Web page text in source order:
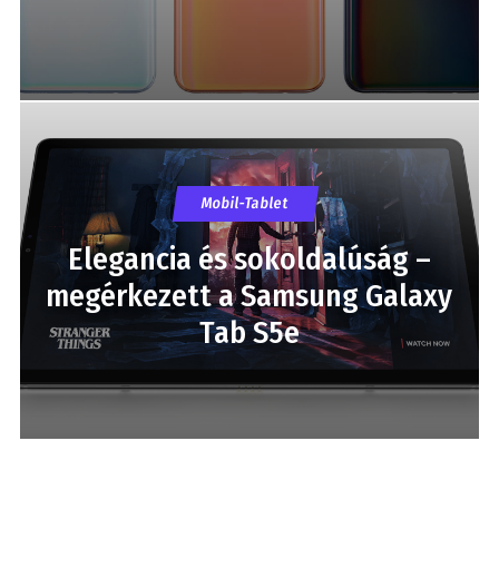
Mobil-Tablet
Elegancia és sokoldalúság –
megérkezett a Samsung Galaxy
Tab S5e